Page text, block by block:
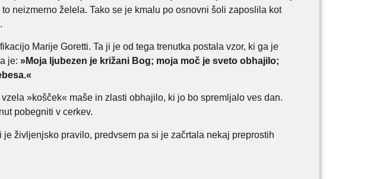
neizmerno želela. Tako se je kmalu po osnovni šoli zaposlila kot
Marije Goretti. Ta ji je od tega trenutka postala vzor, ki ga je
je: »Moja ljubezen je križani Bog; moja moč je sveto obhajilo;
»košček« maše in zlasti obhajilo, ki jo bo spremljalo ves dan.
pobegniti v cerkev.
življenjsko pravilo, predvsem pa si je začrtala nekaj preprostih